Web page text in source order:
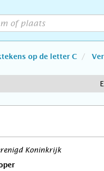
op de letter C
Koninkrijk